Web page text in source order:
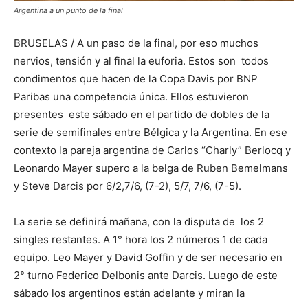
Argentina a un punto de la final
BRUSELAS / A un paso de la final, por eso muchos
nervios, tensión y al final la euforia. Estos son todos
condimentos que hacen de la Copa Davis por BNP
Paribas una competencia única. Ellos estuvieron
presentes este sábado en el partido de dobles de la
serie de semifinales entre Bélgica y la Argentina. En ese
contexto la pareja argentina de Carlos “Charly” Berlocq y
Leonardo Mayer supero a la belga de Ruben Bemelmans
y Steve Darcis por 6/2,7/6, (7-2), 5/7, 7/6, (7-5).
La serie se definirá mañana, con la disputa de los 2
singles restantes. A 1° hora los 2 números 1 de cada
equipo. Leo Mayer y David Goffin y de ser necesario en
2° turno Federico Delbonis ante Darcis. Luego de este
sábado los argentinos están adelante y miran la